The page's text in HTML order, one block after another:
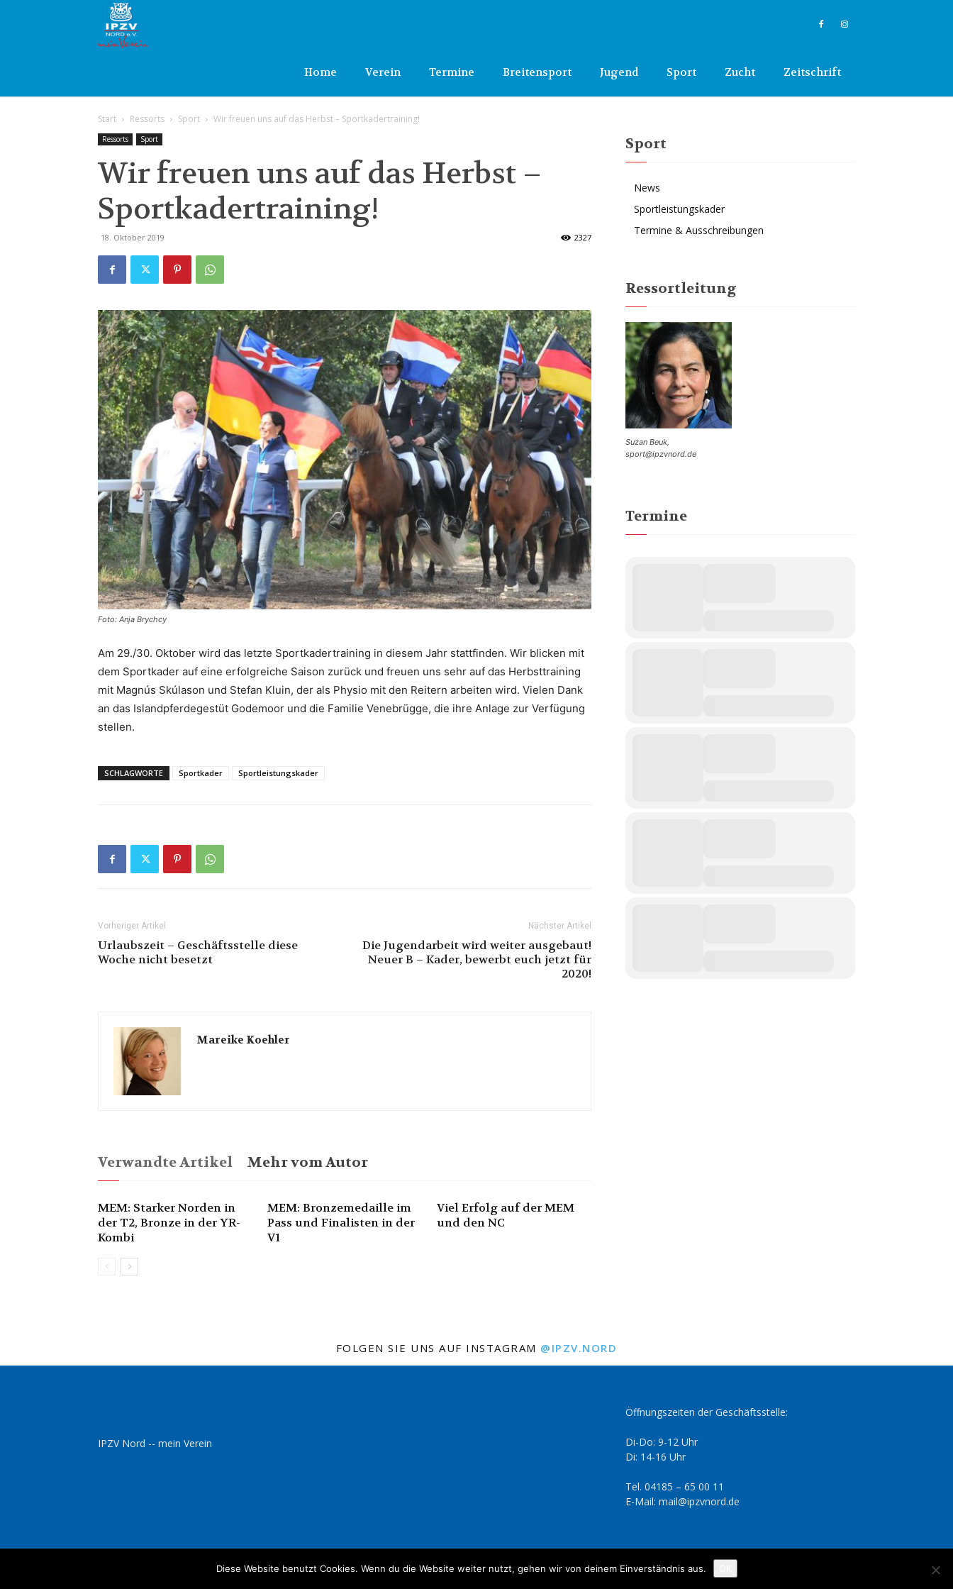
e.V.
Home Verein Termine Breitensport Jugend Sport Zucht Zeitschrift
Start Ressorts Sport Wir freuen uns auf das Herbst – Sportkadertraining!
Ressorts Sport
Wir freuen uns auf das Herbst –
Sportkadertraining!
18. Oktober 2019 2327
Foto: Anja Brychcy
Am 29./30. Oktober wird das letzte Sportkadertraining in diesem Jahr stattfinden. Wir blicken mit
dem Sportkader auf eine erfolgreiche Saison zurück und freuen uns sehr auf das Herbsttraining
mit Magnús Skúlason und Stefan Kluin, der als Physio mit den Reitern arbeiten wird. Vielen Dank
an das Islandpferdegestüt Godemoor und die Familie Venebrügge, die ihre Anlage zur Verfügung
stellen.
SCHLAGWORTE Sportkader Sportleistungskader
Vorheriger Artikel
Urlaubszeit – Geschäftsstelle diese
Woche nicht besetzt
Nächster Artikel
Die Jugendarbeit wird weiter ausgebaut!
Neuer B – Kader, bewerbt euch jetzt für
2020!
Mareike Koehler
Verwandte Artikel Mehr vom Autor
MEM: Starker Norden in
der T2, Bronze in der YR-
Kombi
MEM: Bronzemedaille im
Pass und Finalisten in der
V1
Viel Erfolg auf der MEM
und den NC
Sport
News
Sportleistungskader
Termine & Ausschreibungen
Ressortleitung
Suzan Beuk,
sport@ipzvnord.de
Termine
FOLGEN SIE UNS AUF INSTAGRAM @IPZV.NORD
IPZV Nord -- mein Verein
Öffnungszeiten der Geschäftsstelle:
Di-Do: 9-12 Uhr
Di: 14-16 Uhr
Tel. 04185 – 65 00 11
E-Mail: mail@ipzvnord.de
Datenschutzerklärung
Diese Website benutzt Cookies. Wenn du die Website weiter nutzt, gehen wir von deinem Einverständnis aus.